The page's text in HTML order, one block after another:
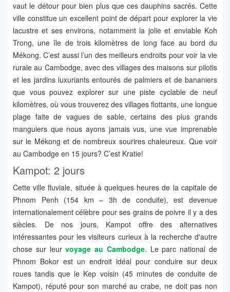
vaut le détour pour bien plus que ces dauphins sacrés. Cette
ville constitue un excellent point de départ pour explorer la vie
lacustre et ses environs, notamment la jolie et enviable Koh
Trong, une île de trois kilomètres de long face au bord du
Mékong. C’est aussi l’un des meilleurs endroits pour voir la vie
rurale au Cambodge, avec des villages des maisons sur pilotis
et les jardins luxuriants entourés de palmiers et de bananiers
que vous pouvez explorer sur une piste cyclable de neuf
kilomètres, où vous trouverez des villages flottants, une longue
plage faite de vagues de sable, certains des plus grands
manguiers que nous ayons jamais vus, une vue imprenable
sur le Mékong et de nombreux sourires chaleureux. Que voir
au Cambodge en 15 jours? C’est Kratie!
Kampot: 2 jours
Cette ville fluviale, située à quelques heures de la capitale de
Phnom Penh (154 km – 3h de conduite), est devenue
internationalement célèbre pour ses grains de poivre il y a des
siècles. De nos jours, Kampot offre des alternatives
intéressantes pour les visiteurs curieux à la recherche d'autre
chose sur leurvoyage au Cambodge. Le parc national de
Phnom Bokor est un endroit idéal pour conduire sur deux
roues tandis que le Kep voisin (45 minutes de conduite de
Kampot), réputé pour son marché au crabe, ne doit pas non